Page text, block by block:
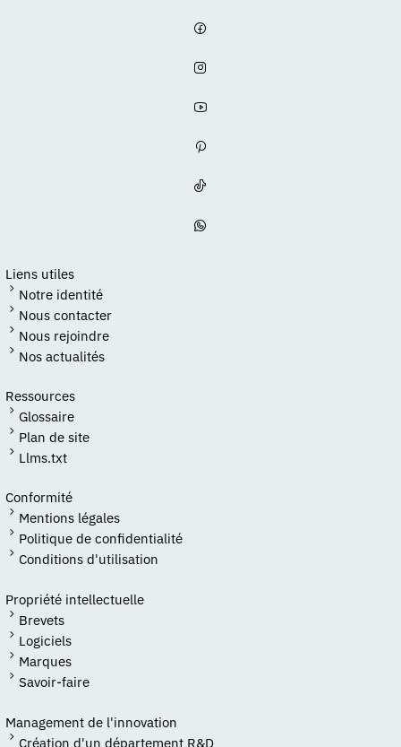
Liens utiles
Notre identité
Nous contacter
Nous rejoindre
Nos actualités
Ressources
Glossaire
Plan de site
Llms.txt
Conformité
Mentions légales
Politique de confidentialité
Conditions d'utilisation
Propriété intellectuelle
Brevets
Logiciels
Marques
Savoir-faire
Management de l'innovation
Création d'un département R&D